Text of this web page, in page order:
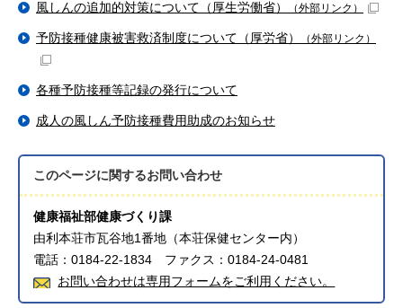
風しんの追加的対策について（厚生労働省） （外部リンク）
予防接種健康被害救済制度について（厚労省） （外部リンク）
各種予防接種等記録の発行について
成人の風しん予防接種費用助成のお知らせ
このページに関するお問い合わせ
健康福祉部健康づくり課
由利本荘市瓦谷地1番地（本荘保健センター内）
電話：0184-22-1834 ファクス：0184-24-0481
お問い合わせは専用フォームをご利用ください。